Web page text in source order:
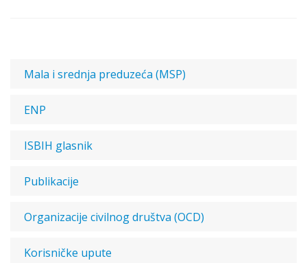
Mala i srednja preduzeća (MSP)
ENP
ISBIH glasnik
Publikacije
Organizacije civilnog društva (OCD)
Korisničke upute